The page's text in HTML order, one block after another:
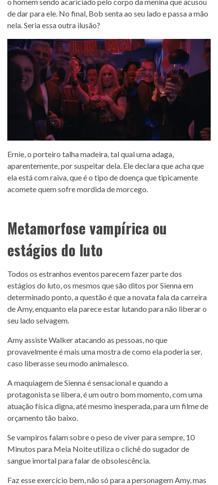
de dar para ele. No final, Bob senta ao seu lado e passa a mão
nela. Seria essa outra ilusão?
Ernie, o porteiro talha madeira, tal qual uma adaga,
aparentemente, por suspeitar dela. Ele declara que acha que
ela está com raiva, que é o tipo de doença que tipicamente
acomete quem sofre mordida de morcego.
Metamorfose vampírica ou
estágios do luto
Todos os estranhos eventos parecem fazer parte dos
estágios do luto, os mesmos que são ditos por Sienna em
determinado ponto, a questão é que a novata fala da carreira
de Amy, enquanto ela parece estar lutando para não liberar o
seu lado selvagem.
Amy assiste Walker atacando as pessoas, no que
provavelmente é mais uma mostra de como ela poderia ser,
caso liberasse seu modo animalesco.
A maquiagem de Sienna é sensacional e quando a
protagonista se libera, é um outro bom momento, com uma
atuação física digna, até mesmo inesperada, para um filme de
orçamento tão baixo.
Se vampiros falam sobre o peso de viver para sempre, 10
Minutos para Meia Noite utiliza o clichê do sugador de
sangue imortal para falar de obsolescência.
Faz esse exercício bem, não só para a personagem Amy, mas